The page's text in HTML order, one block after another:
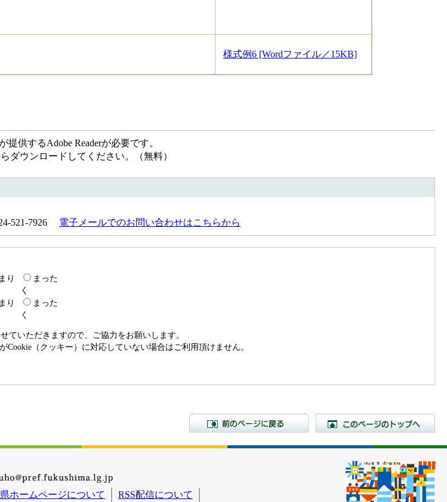
様式例6 [Wordファイル／15KB]
供するAdobe Readerが必要です。
ダウンロードしてください。（無料）
521-7926 電子メールでのお問い合わせはこちらから
り
まった
く
り
まった
く
ていただきますので、ご協力をお願いします。
（クッキー）に対応していない場合はご利用頂けません。
前のページに戻る
ホームページについて RSS配信について